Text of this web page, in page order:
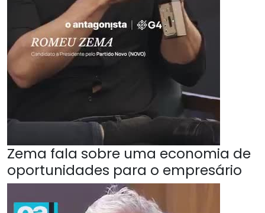
Zema fala sobre uma economia de
oportunidades para o empresário